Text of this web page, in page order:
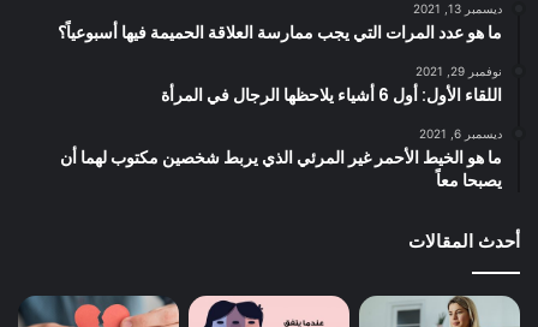
ديسمبر 13, 2021
ما هو عدد المرات التي يجب ممارسة العلاقة الحميمة فيها أسبوعياً؟
نوفمبر 29, 2021
اللقاء الأول: أول 6 أشياء يلاحظها الرجال في المرأة
ديسمبر 6, 2021
ما هو الخيط الأحمر غير المرئي الذي يربط شخصين مكتوب لهما أن
يصبحا معاً
أحدث المقالات